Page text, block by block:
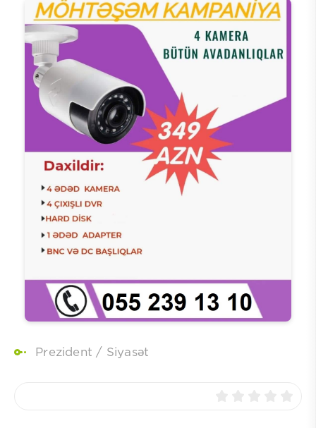
Prezident / Siyasət